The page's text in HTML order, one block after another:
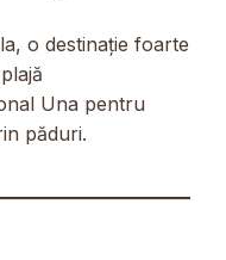
o destinație foarte
Una pentru
păduri.